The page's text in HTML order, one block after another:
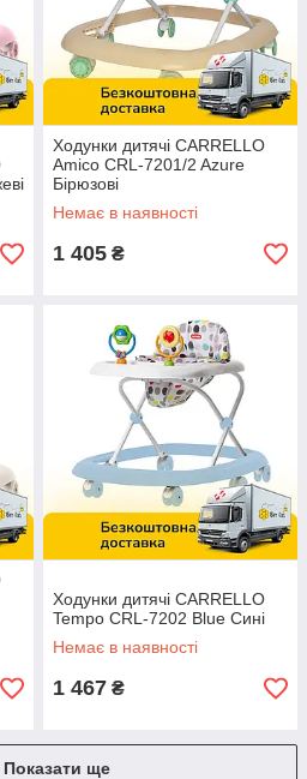
Ходунки дитячі CARRELLO
Amico CRL-7201/2 Azure
Бірюзові
Немає в наявності
1 405 ₴
Ходунки дитячі CARRELLO
Tempo CRL-7202 Blue Сині
Немає в наявності
1 467 ₴
Показати ще